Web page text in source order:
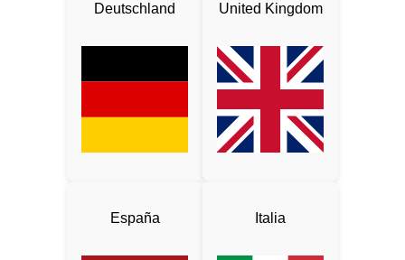
Deutschland United Kingdom
España Italia